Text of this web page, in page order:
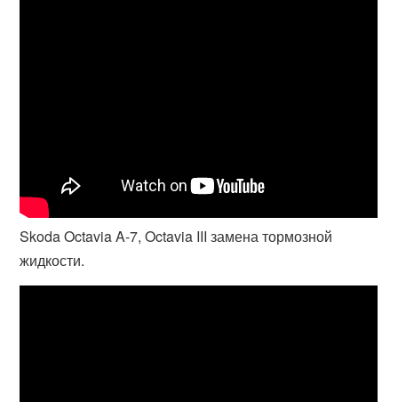
Skoda Octavia A-7, Octavia III замена тормозной
жидкости.